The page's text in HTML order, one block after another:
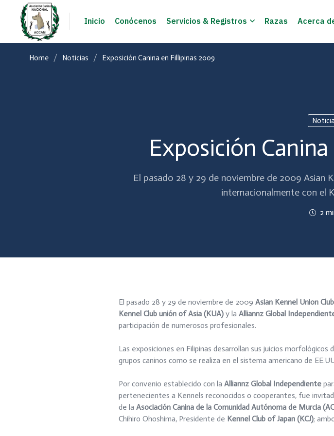
Inicio Conócenos Servicios & Registros Razas Acerca
Home Noticias Exposición Canina en Fillipinas 2009
Exposición
El pasado 28 y 29 de noviembre de 2009 Asian
internacionalmente con el
2
El pasado 28 y 29 de noviembre de 2009 Asian Kennel Union
Kennel Club unión of Asia (KUA)y la Alliannz Global
participación de numerosos profesionales.
Las exposiciones en Filipinas desarrollan sus juicios
grupos caninos como se realiza en el sistema americano de
Por convenio establecido con la Alliannz Global Independiente
pertenecientes a Kennels reconocidos o cooperantes, fue
de la Asociación Canina de la Comunidad Autónoma de Murcia
Chihiro Ohoshima, Presidente de Kennel Club of Japan (KCJ);